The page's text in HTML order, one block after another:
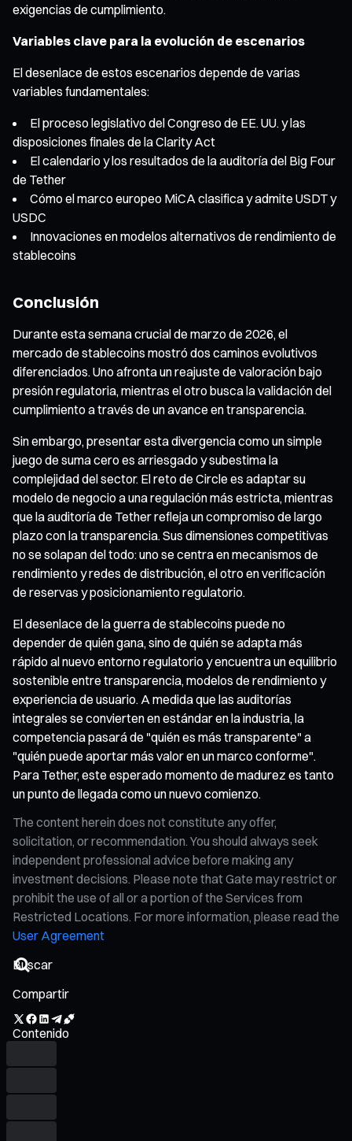
exigencias de cumplimiento.
Variables clave para la evolución de escenarios
El desenlace de estos escenarios depende de varias
variables fundamentales:
El proceso legislativo del Congreso de EE. UU. y las
disposiciones finales de la Clarity Act
El calendario y los resultados de la auditoría del Big Four
de Tether
Cómo el marco europeo MiCA clasifica y admite USDT y
USDC
Innovaciones en modelos alternativos de rendimiento de
stablecoins
Conclusión
Durante esta semana crucial de marzo de 2026, el
mercado de stablecoins mostró dos caminos evolutivos
diferenciados. Uno afronta un reajuste de valoración bajo
presión regulatoria, mientras el otro busca la validación del
cumplimiento a través de un avance en transparencia.
Sin embargo, presentar esta divergencia como un simple
juego de suma cero es arriesgado y subestima la
complejidad del sector. El reto de Circle es adaptar su
modelo de negocio a una regulación más estricta, mientras
que la auditoría de Tether refleja un compromiso de largo
plazo con la transparencia. Sus dimensiones competitivas
no se solapan del todo: uno se centra en mecanismos de
rendimiento y redes de distribución, el otro en verificación
de reservas y posicionamiento regulatorio.
El desenlace de la guerra de stablecoins puede no
depender de quién gana, sino de quién se adapta más
rápido al nuevo entorno regulatorio y encuentra un equilibrio
sostenible entre transparencia, modelos de rendimiento y
experiencia de usuario. A medida que las auditorías
integrales se convierten en estándar en la industria, la
competencia pasará de "quién es más transparente" a
"quién puede aportar más valor en un marco conforme".
Para Tether, este esperado momento de madurez es tanto
un punto de llegada como un nuevo comienzo.
The content herein does not constitute any offer,
solicitation, or recommendation. You should always seek
independent professional advice before making any
investment decisions. Please note that Gate may restrict or
prohibit the use of all or a portion of the Services from
Restricted Locations. For more information, please read the
User Agreement
Compartir
Contenido